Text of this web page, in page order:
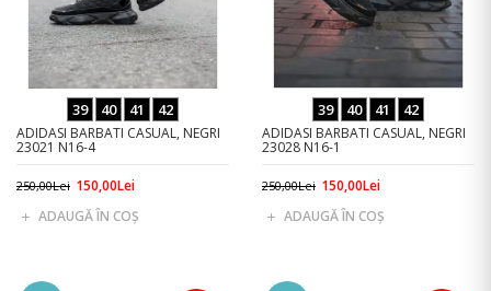
39 40 41 42
ADIDASI BARBATI CASUAL, NEGRI
23021 N16-4
250,00Lei 150,00Lei
ADAUGĂ ÎN COŞ
39 40 41 42
ADIDASI BARBATI CASUAL, NEGRI
23028 N16-1
250,00Lei 150,00Lei
ADAUGĂ ÎN COŞ